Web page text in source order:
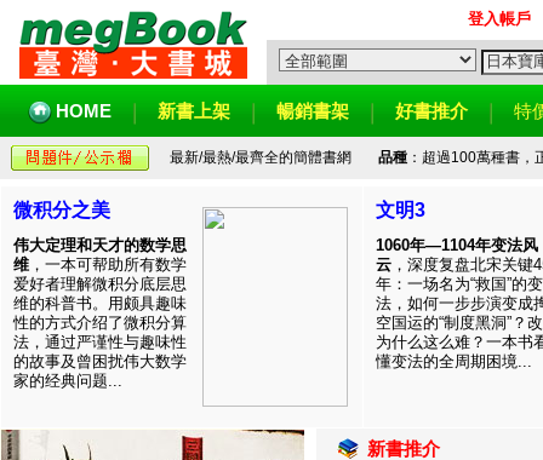
登入帳戶
HOME 新書上架 暢銷書架 好書推介 特
最新/最熱/最齊全的簡體書網 品種：超過100萬種書，
微积分之美
伟大定理和天才的数学思
维 ，一本可帮助所有数学
爱好者理解微积分底层思
维的科普书。用颇具趣味
性的方式介绍了微积分算
法，通过严谨性与趣味性
的故事及曾困扰伟大数学
家的经典问题...
文明3
1060年—1104年变法风
云 ，深度复盘北宋关键
年：一场名为“救国”的变
法，如何一步步演变成
空国运的“制度黑洞”？
为什么这么难？一本书
懂变法的全周期困境...
新書推介